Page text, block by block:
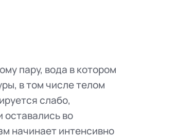
пару, вода в котором
в том числе телом
слабо,
оставались во
начинает интенсивно